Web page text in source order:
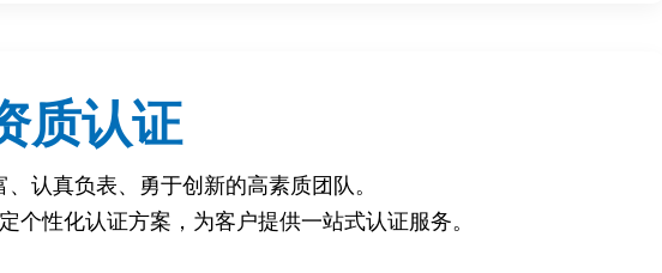
质认证
认真负表、勇于创新的高素质团队。
性化认证方案，为客户提供一站式认证服务。